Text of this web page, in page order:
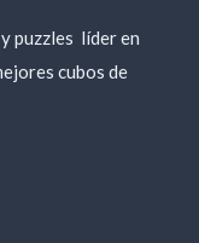
puzzles líder en
cubos de